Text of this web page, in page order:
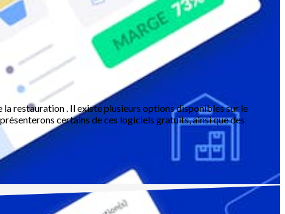
restauration . Il existe plusieurs options disponibles sur le
certains de ces logiciels gratuits, ainsi que des